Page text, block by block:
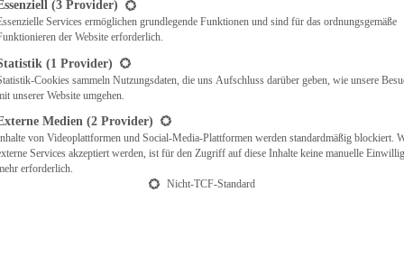
(3 Provider)
Services ermöglichen grundlegende Funktionen und sind für das ordnungsgemäße
der Website erforderlich.
(1 Provider)
Cookies sammeln Nutzungsdaten, die uns Aufschluss darüber geben, wie unsere
unserer Website umgehen.
Medien (2 Provider)
von Videoplattformen und Social-Media-Plattformen werden standardmäßig blockiert.
Services akzeptiert werden, ist für den Zugriff auf diese Inhalte keine manuelle
erforderlich.
Nicht-TCF-Standard